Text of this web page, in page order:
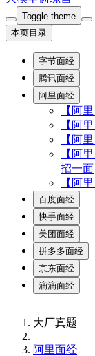
Toggle theme
本页目录
字节面经
腾讯面经
阿里面经
【阿
【阿
【阿
【阿
招一面
【阿
百度面经
快手面经
美团面经
拼多多面经
京东面经
滴滴面经
大厂真题
阿里面经